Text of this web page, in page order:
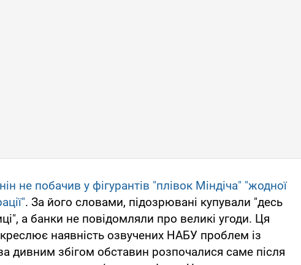
не побачив у фігурантів "плівок Міндіча" "жодної
. За його словами, підозрювані купували "десь
а банки не повідомляли про великі угоди. Ця
наявність озвучених НАБУ проблем із
дивним збігом обставин розпочалися саме після